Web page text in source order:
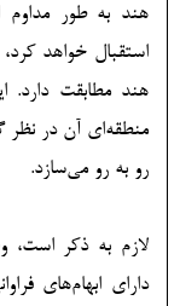
هند به طور مداوم
استقبال خواهد
هند مطابقت دارد.
منطقه‌ای آن در نظر
رو به رو می‌سازد.
لازم به ذکر است،
دارای ابهام‌های